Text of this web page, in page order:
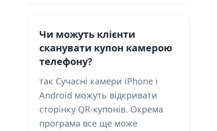
Чи можуть клієнти
сканувати купон камерою
телефону?
так Сучасні камери iPhone і
Android можуть відкривати
сторінку QR-купонів. Окрема
програма все ще може